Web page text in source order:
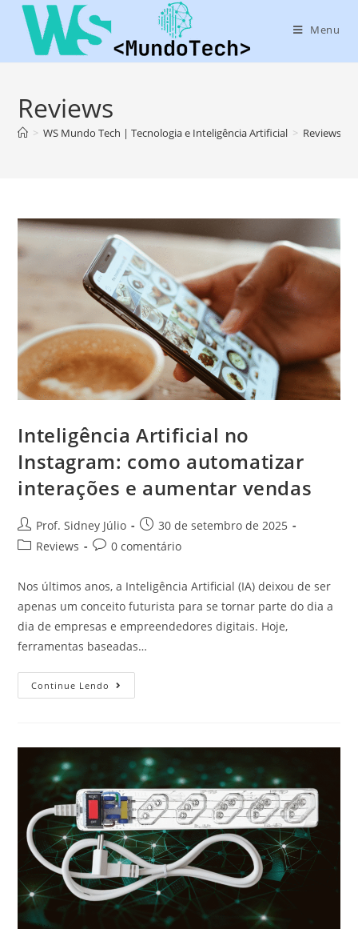
Menu
Reviews
> WS Mundo Tech | Tecnologia e Inteligência Artificial > Reviews
Inteligência Artificial no
Instagram: como automatizar
interações e aumentar vendas
Prof. Sidney Júlio
30 de setembro de 2025
Reviews
0 comentário
Nos últimos anos, a Inteligência Artificial (IA) deixou de ser
apenas um conceito futurista para se tornar parte do dia a
dia de empresas e empreendedores digitais. Hoje,
ferramentas baseadas…
Continue Lendo